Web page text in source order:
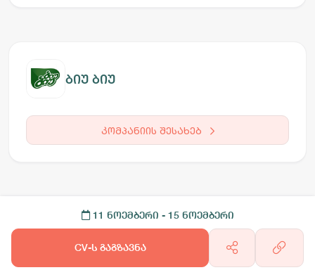
ბიუ ბიუ
კომპანიის შესახებ
11 ნოემბერი - 15 ნოემბერი
CV-ს გაგზავნა